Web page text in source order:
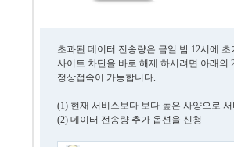
초과된 데이터 전송량은 금일 밤 12시에
사이트 차단을 바로 해제 하시려면 아래의
정상접속이 가능합니다.
(1) 현재 서비스보다 보다 높은 사양으로
(2) 데이터 전송량 추가 옵션을 신청